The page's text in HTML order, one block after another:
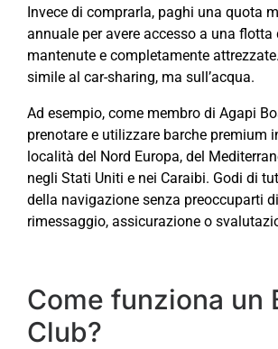
Invece di comprarla, paghi una quota
annuale per avere accesso a una flotta
mantenute e completamente
simile al car-sharing, ma sull’acqua.
Ad esempio, come membro di Agapi
prenotare e utilizzare barche premium
località del Nord Europa, del
negli Stati Uniti e nei Caraibi. Godi di
della navigazione senza preoccuparti
rimessaggio, assicurazione o
Come funziona un
Club?